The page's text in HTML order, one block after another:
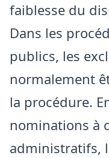
faiblesse du
Dans les
publics, les
normalement
la procédure.
nominations à
administratifs,